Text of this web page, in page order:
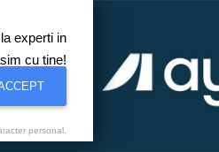
experti in
cu tine!
personal.